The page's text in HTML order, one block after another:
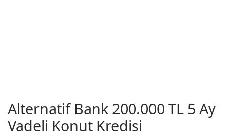
Alternatif Bank 200.000 TL 5 Ay
Vadeli Konut Kredisi